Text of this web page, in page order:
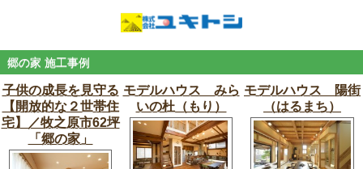
郷の家 施工事例
子供の成長を見守る
【開放的な２世帯住
宅】／牧之原市62坪
「郷の家」
モデルハウス みら
いの杜（もり）
モデルハウス 陽街
（はるまち）